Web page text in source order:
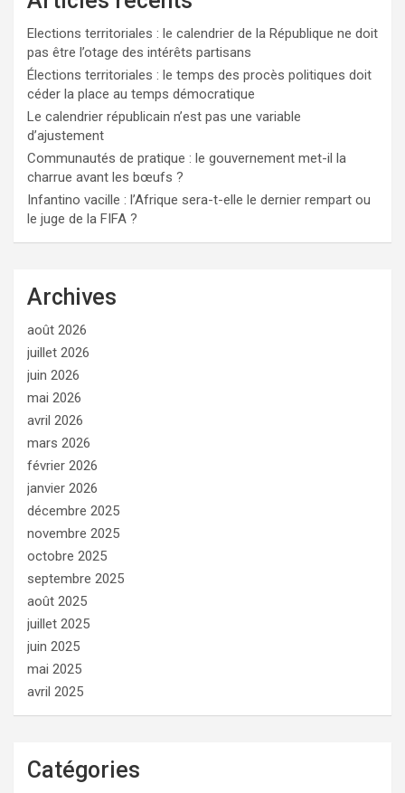
Elections territoriales : le calendrier de la République ne doit
pas être l’otage des intérêts partisans
Élections territoriales : le temps des procès politiques doit
céder la place au temps démocratique
Le calendrier républicain n’est pas une variable
d’ajustement
Communautés de pratique : le gouvernement met-il la
charrue avant les bœufs ?
Infantino vacille : l’Afrique sera-t-elle le dernier rempart ou
le juge de la FIFA ?
Archives
août 2026
juillet 2026
juin 2026
mai 2026
avril 2026
mars 2026
février 2026
janvier 2026
décembre 2025
novembre 2025
octobre 2025
septembre 2025
août 2025
juillet 2025
juin 2025
mai 2025
avril 2025
Catégories